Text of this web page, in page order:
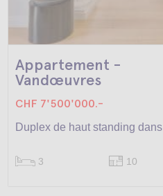
Appartement -
Vandœuvres
CHF 7'500'000.-
Duplex de haut standing
3 10